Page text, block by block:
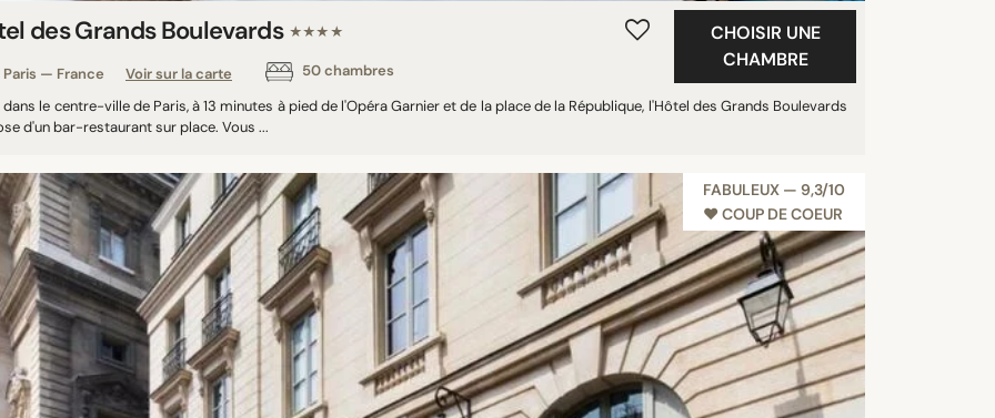
des Grands Boulevards ★★★★
Paris — France Voir sur la carte 50 chambres
CHOISIR UNE
CHAMBRE
dans le centre-ville de Paris, à 13 minutes à pied de l'Opéra Garnier et de la place de la République, l'Hôtel des Grands Boulevards
d'un bar-restaurant sur place. Vous ...
FABULEUX — 9,3/10
♥︎ COUP DE COEUR